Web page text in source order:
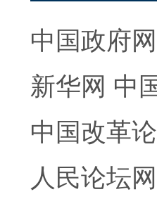
中国政府网
新华网 中
中国改革
人民论坛网